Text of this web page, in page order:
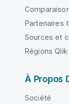
Partenaires
Sources et
Régions Qlik
À Propos
Société